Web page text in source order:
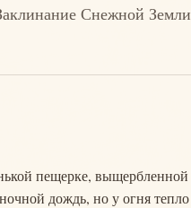
Снежной
пещерке,
дождь, но у огня